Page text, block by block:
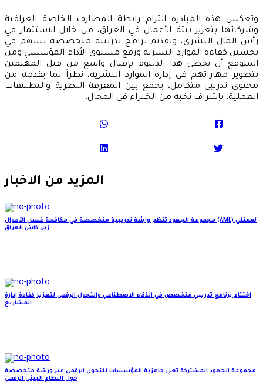
وتعكس هذه المبادرة التزام رابطة المصارف الخاصة العراقية
وشركائها بتعزيز بيئة الأعمال في العراق، من خلال الاستثمار في
رأس المال البشري، وتقديم برامج تدريبية متخصصة تسهم في
تحسين كفاءة الموارد البشرية ورفع مستوى الأداء المؤسسي ومن
المتوقع أن يحظى هذا الدبلوم بإقبال واسع من قبل المهتمين
بتطوير مهاراتهم في إدارة الموارد البشرية، نظراً لما يقدمه من
محتوى تدريبي متكامل، يجمع بين المعرفة النظرية والتطبيقات
العملية، بإشراف نخبة من الخبراء في المجال.
المزيد من الاخبار
مجموعة الجهود تنظم ورشة تدريبية متخصصة في مكافحة غسل الأموال (AML) لممثلي
زين كاش العراق
اختتام برنامج تدريبي متخصص في الذكاء الاصطناعي والتحول الرقمي لتعزيز كفاءة إدارة
المشاريع
مجموعة الجهود المشتركة تعزز جاهزية المؤسسات للتحول الرقمي عبر ورشة متخصصة
حول النظام البيئي الرقمي